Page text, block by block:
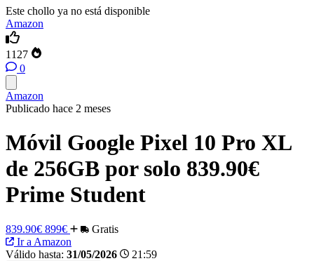
Este chollo ya no está disponible
Amazon
1127
0
Amazon
Publicado hace 2 meses
Móvil Google Pixel 10 Pro XL
de 256GB por solo 839.90€
Prime Student
839.90€ 899€
Gratis
Ir a Amazon
Válido hasta: 31/05/2026 21:59